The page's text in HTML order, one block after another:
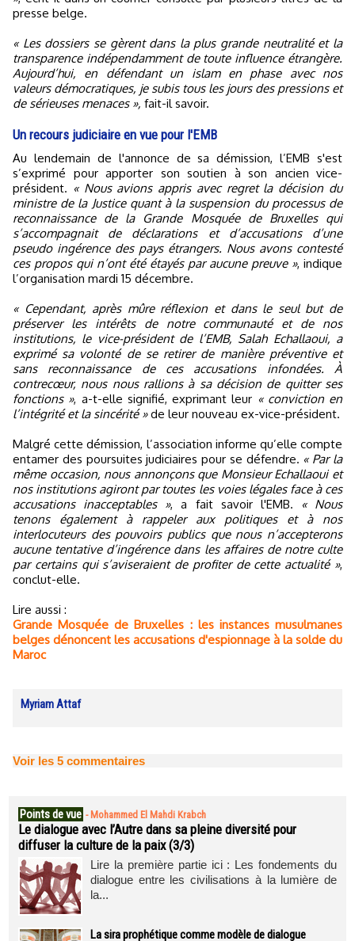
presse belge.
« Les dossiers se gèrent dans la plus grande neutralité et la
transparence indépendamment de toute influence étrangère.
Aujourd’hui, en défendant un islam en phase avec nos
valeurs démocratiques, je subis tous les jours des pressions et
de sérieuses menaces », fait-il savoir.
Un recours judiciaire en vue pour l'EMB
Au lendemain de l'annonce de sa démission, l’EMB s'est
s’exprimé pour apporter son soutien à son ancien vice-
président. « Nous avions appris avec regret la décision du
ministre de la Justice quant à la suspension du processus de
reconnaissance de la Grande Mosquée de Bruxelles qui
s’accompagnait de déclarations et d’accusations d’une
pseudo ingérence des pays étrangers. Nous avons contesté
ces propos qui n’ont été étayés par aucune preuve », indique
l’organisation mardi 15 décembre.
« Cependant, après mûre réflexion et dans le seul but de
préserver les intérêts de notre communauté et de nos
institutions, le vice-président de l’EMB, Salah Echallaoui, a
exprimé sa volonté de se retirer de manière préventive et
sans reconnaissance de ces accusations infondées. À
contrecœur, nous nous rallions à sa décision de quitter ses
fonctions », a-t-elle signifié, exprimant leur « conviction en
l’intégrité et la sincérité »de leur nouveau ex-vice-président.
Malgré cette démission, l’association informe qu’elle compte
entamer des poursuites judiciaires pour se défendre. « Par la
même occasion, nous annonçons que Monsieur Echallaoui et
nos institutions agiront par toutes les voies légales face à ces
accusations inacceptables », a fait savoir l'EMB.
« Nous
tenons également à rappeler aux politiques et à nos
interlocuteurs des pouvoirs publics que nous n’accepterons
aucune tentative d’ingérence dans les affaires de notre culte
par certains qui s’aviseraient de profiter de cette actualité »,
conclut-elle.
Lire aussi :
Grande Mosquée de Bruxelles : les instances musulmanes
belges dénoncent les accusations d'espionnage à la solde du
Maroc
Myriam Attaf
Voir les 5 commentaires
Points de vue - Mohammed El Mahdi Krabch
Le dialogue avec l’Autre dans sa pleine diversité pour
diffuser la culture de la paix (3/3)
Lire la première partie ici : Les fondements du
dialogue entre les civilisations à la lumière de
la...
La sira prophétique comme modèle de dialogue